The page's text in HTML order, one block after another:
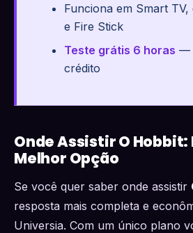
Funciona em Smart
e Fire Stick
Teste grátis 6 horas —
crédito
Onde Assistir O Hobbit:
Melhor Opção
Se você quer saber onde assistir
resposta mais completa e
Universia. Com um único plano